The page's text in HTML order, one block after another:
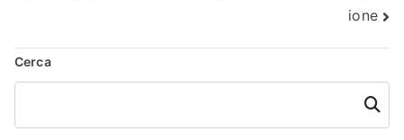
ione
Cerca
Cerca